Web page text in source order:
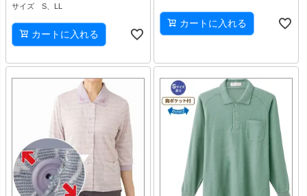
サイズ S、LL
カートに入れる
カートに入れる